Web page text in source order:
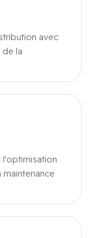
avec
la
l'optimisation